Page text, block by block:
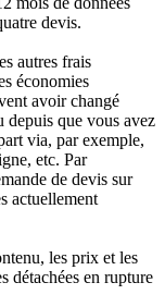
devis.
autres frais
économies
avoir changé
depuis que vous avez
via, par exemple,
etc. Par
de devis sur
actuellement
les prix et les
détachées en rupture